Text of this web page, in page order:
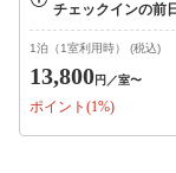
1泊（1室利用時） (税込)
13,800円 ／室〜
ポイント(1%)